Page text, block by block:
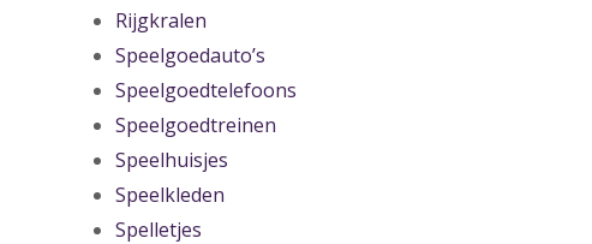
Rijgkralen
Speelgoedauto’s
Speelgoedtelefoons
Speelgoedtreinen
Speelhuisjes
Speelkleden
Spelletjes